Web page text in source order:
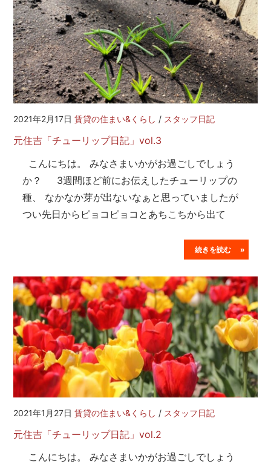
2021年2月17日 賃貸の住まい&くらし / スタッフ日記
元住吉「チューリップ日記」vol.3
こんにちは。 みなさまいかがお過ごしでしょう
か？ 3週間ほど前にお伝えしたチューリップの
種、 なかなか芽が出ないなぁと思っていましたが
つい先日からピョコピョコとあちこちから出て
続きを読む »
2021年1月27日 賃貸の住まい&くらし / スタッフ日記
元住吉「チューリップ日記」vol.2
こんにちは。 みなさまいかがお過ごしでしょう